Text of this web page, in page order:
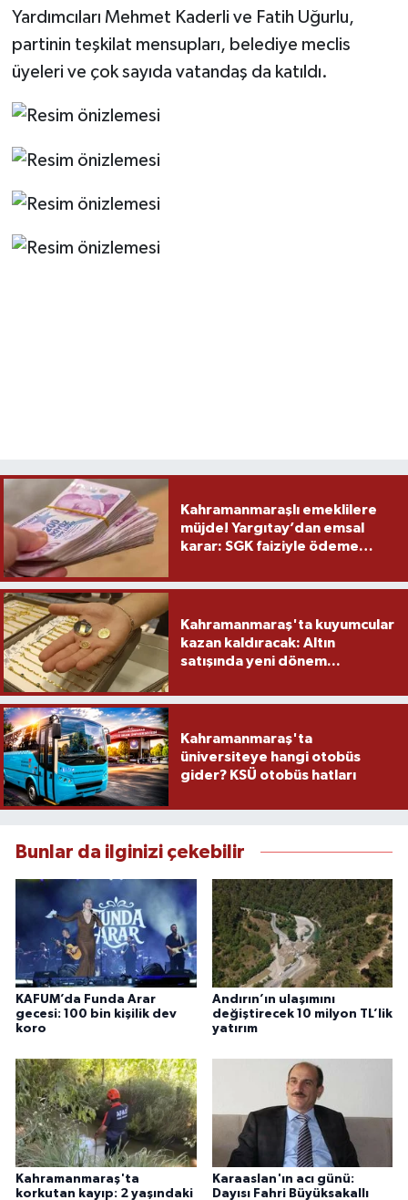
Yardımcıları Mehmet Kaderli ve Fatih Uğurlu,
partinin teşkilat mensupları, belediye meclis
üyeleri ve çok sayıda vatandaş da katıldı.
Kahramanmaraşlı emeklilere
müjde! Yargıtay’dan emsal
karar: SGK faiziyle ödeme
Kahramanmaraş'ta kuyumcular
kazan kaldıracak: Altın
satışında yeni dönem...
Kahramanmaraş'ta
üniversiteye hangi otobüs
gider? KSÜ otobüs hatları
Bunlar da ilginizi çekebilir
KAFUM’da Funda Arar
gecesi: 100 bin kişilik dev
koro
Andırın’ın ulaşımını
değiştirecek 10 milyon TL’lik
yatırım
Kahramanmaraş'ta
korkutan kayıp: 2 yaşındaki
Karaaslan'ın acı günü:
Dayısı Fahri Büyüksakallı